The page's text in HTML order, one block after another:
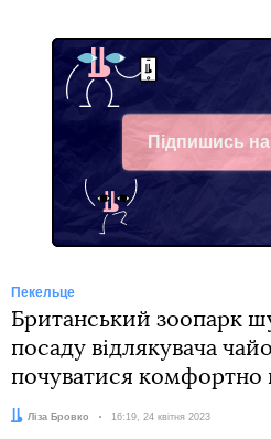
Підпишись
Facebook
Пекельце
Британський зоопарк
посаду відлякувача
почуватися комфортно
Автор:
Ліза Бровко Дата:
16:19, 24 квітня 2023